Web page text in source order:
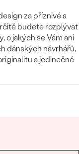
za příznivé a
budete rozplývat
o jakých se Vám ani
dánských návrhářů,
a jedinečné